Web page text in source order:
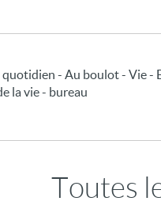
- Au boulot - Vie -
la vie - bureau
Toutes